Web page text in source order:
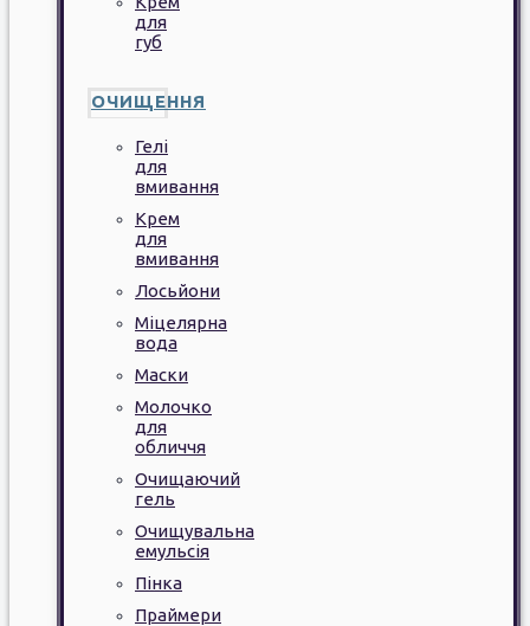
для
губ
ОЧИЩЕННЯ
Гелі
для
вмивання
Крем
для
вмивання
Лосьйони
Міцелярна
вода
Маски
Молочко
для
обличчя
Очищаючий
гель
Очищувальна
емульсія
Пінка
Праймери